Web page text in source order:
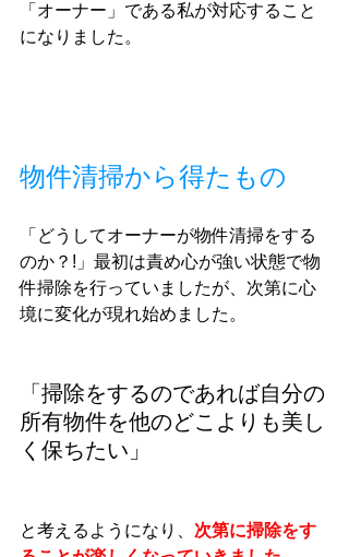
「オーナー」である私が対応すること
になりました。
物件清掃から得たもの
「どうしてオーナーが物件清掃をする
のか？!」 最初は責め心が強い状態で物
件掃除を行っていましたが、次第に心
境に変化が現れ始めました。
「掃除をするのであれば自分の
所有物件を他のどこよりも美し
く保ちたい」
と考えるようになり、 次第に掃除をす